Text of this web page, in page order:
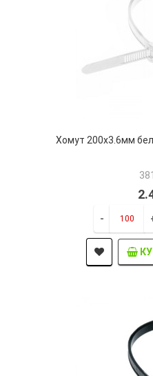
Хомут 200х3.6мм
-